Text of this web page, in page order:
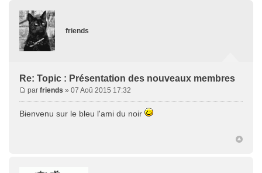
friends
Re: Topic : Présentation des nouveaux membres
par friends » 07 Aoû 2015 17:32
Bienvenu sur le bleu l'ami du noir